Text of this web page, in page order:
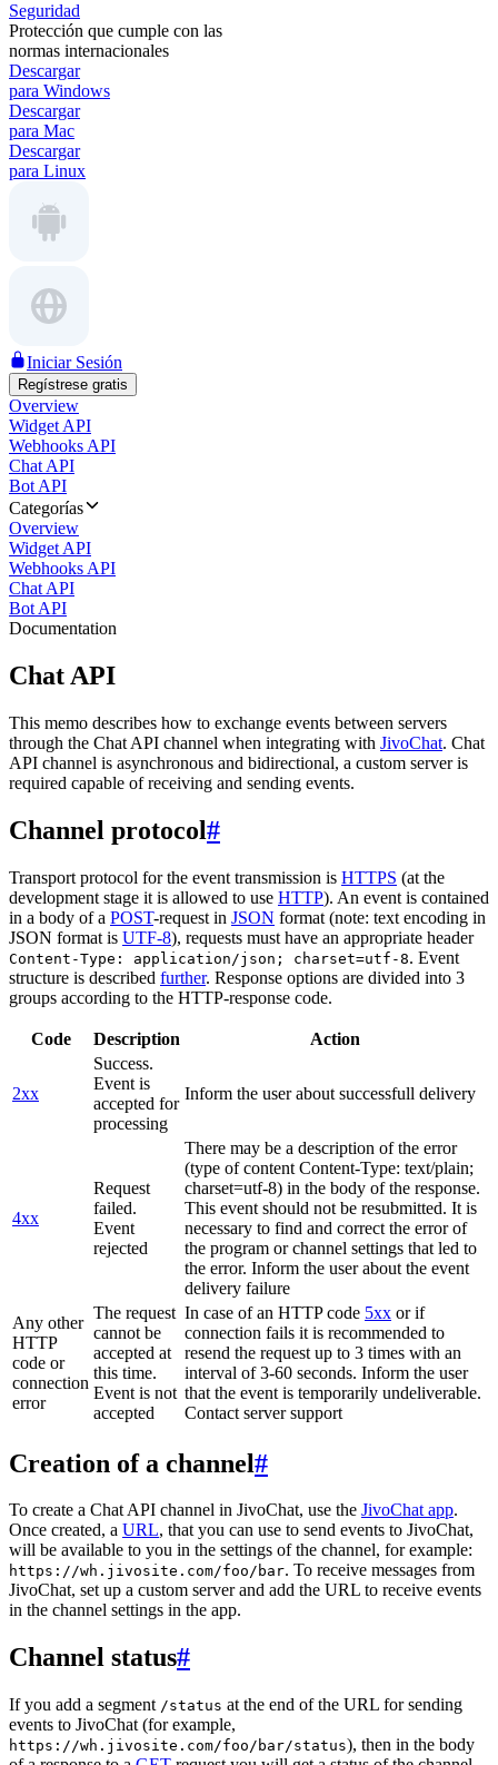
Seguridad
Protección que cumple con las
normas internacionales
Descargar
para Windows
Descargar
para Mac
Descargar
para Linux
Iniciar Sesión
Regístrese gratis
Overview
Widget API
Webhooks API
Chat API
Bot API
Categorías
Overview
Widget API
Webhooks API
Chat API
Bot API
Documentation
Chat API
This memo describes how to exchange events between servers
through the Chat API channel when integrating with JivoChat. Chat
API channel is asynchronous and bidirectional, a custom server is
required capable of receiving and sending events.
Channel protocol#
Transport protocol for the event transmission is HTTPS (at the
development stage it is allowed to use HTTP). An event is contained
in a body of a POST-request in JSON format (note: text encoding in
JSON format is UTF-8), requests must have an appropriate header
Content-Type: application/json; charset=utf-8. Event
structure is described further. Response options are divided into 3
groups according to the HTTP-response code.
Code Description Action
2xx
Success.
Event is
accepted for
processing
Inform the user about successfull delivery
4xx
Request
failed.
Event
rejected
There may be a description of the error
(type of content Content-Type: text/plain;
charset=utf-8) in the body of the response.
This event should not be resubmitted. It is
necessary to find and correct the error of
the program or channel settings that led to
the error. Inform the user about the event
delivery failure
Any other
HTTP
code or
connection
error
The request
cannot be
accepted at
this time.
Event is not
accepted
In case of an HTTP code 5xx or if
connection fails it is recommended to
resend the request up to 3 times with an
interval of 3-60 seconds. Inform the user
that the event is temporarily undeliverable.
Contact server support
Creation of a channel#
To create a Chat API channel in JivoChat, use the JivoChat app.
Once created, a URL, that you can use to send events to JivoChat,
will be available to you in the settings of the channel, for example:
https://wh.jivosite.com/foo/bar. To receive messages from
JivoChat, set up a custom server and add the URL to receive events
in the channel settings in the app.
Channel status#
If you add a segment /status at the end of the URL for sending
events to JivoChat (for example,
https://wh.jivosite.com/foo/bar/status), then in the body